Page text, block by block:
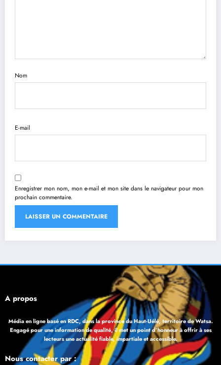
Nom
E-mail
Enregistrer mon nom, mon e-mail et mon site dans le navigateur pour mon
prochain commentaire.
À propos
Média en ligne basé en RDC, dans la province du Haut-Uélé, territoire de Watsa.
Engagé pour une information de qualité, il met un point d’honneur à offrir à ses
lecteurs une actualité fiable, impartiale et accessible.
Nous contacter par :